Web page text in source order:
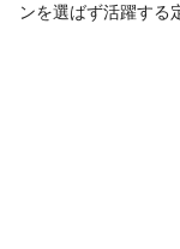
ンを選ばず活躍する